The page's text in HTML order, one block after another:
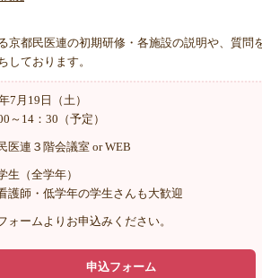
京都民医連の初期研修・各施設の説明や、質問
しております。
7月19日（土）
～14：30（予定）
医連３階会議室 or WEB
生（全学年）
護師・低学年の学生さんも大歓迎
ォームよりお申込みください。
申込フォーム